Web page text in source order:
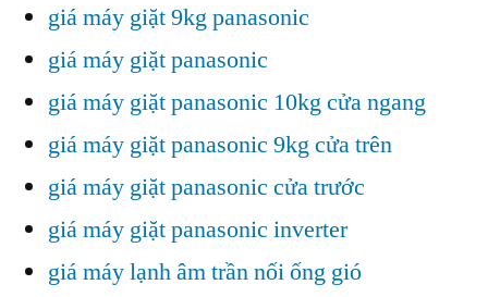
giá máy giặt 9kg panasonic
giá máy giặt panasonic
giá máy giặt panasonic 10kg cửa ngang
giá máy giặt panasonic 9kg cửa trên
giá máy giặt panasonic cửa trước
giá máy giặt panasonic inverter
giá máy lạnh âm trần nối ống gió